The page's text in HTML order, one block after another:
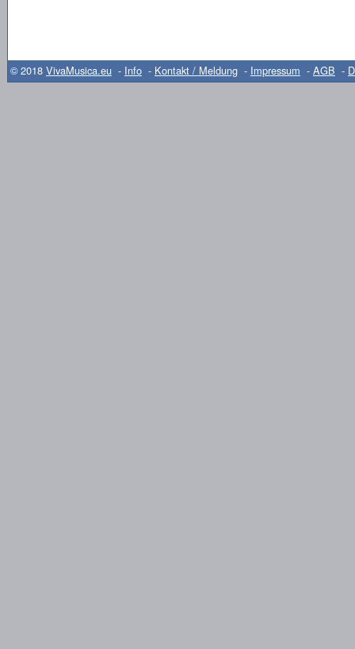
© 2018 VivaMusica.eu - Info - Kontakt / Meldung - Impressum - AGB -